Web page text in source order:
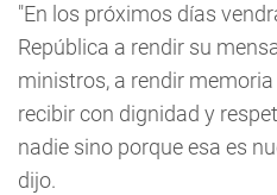
"En los próximos días
República a rendir su
ministros, a rendir
recibir con dignidad y
nadie sino porque esa es
dijo.